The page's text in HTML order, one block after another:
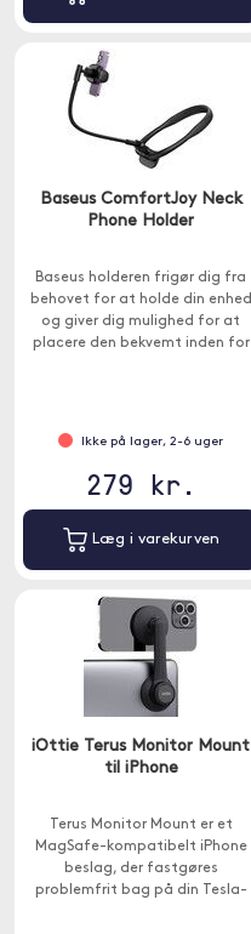
Baseus ComfortJoy Neck
Phone Holder
Baseus holderen frigør dig fra
behovet for at holde din enhed
og giver dig mulighed for at
placere den bekvemt inden for
Ikke på lager, 2-6 uger
279 kr.
Læg i varekurven
iOttie Terus Monitor Mount
til iPhone
Terus Monitor Mount er et
MagSafe-kompatibelt iPhone
beslag, der fastgøres
problemfrit bag på din Tesla-